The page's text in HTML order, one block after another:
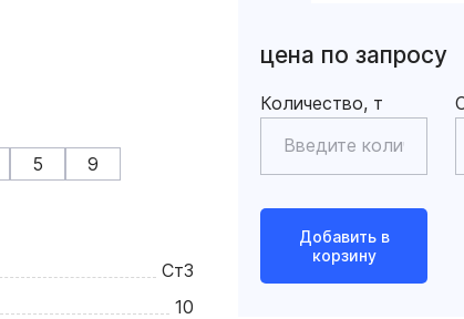
5 9
Ст3
10
цена по запросу
Количество, т
Добавить в
корзину